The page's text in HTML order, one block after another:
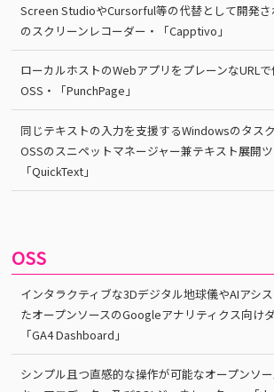
Screen StudioやCursorful等の代替として開発さ
のスクリーンレコーダー・「Capptivo」
ローカルホストのWebアプリをプレーンなURL
OSS・「PunchPage」
同じテキストの入力を支援するWindowsのタス
OSSのスニペットマネージャー兼テキスト展開ツ
「QuickText」
OSS
インタラクティブな3Dデジタル地球儀やAIアシ
たオープンソースのGoogleアナリティクス向け
「GA4 Dashboard」
シンプル且つ直感的な操作が可能なオープンソ